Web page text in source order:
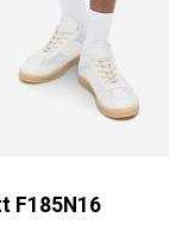
F185N16